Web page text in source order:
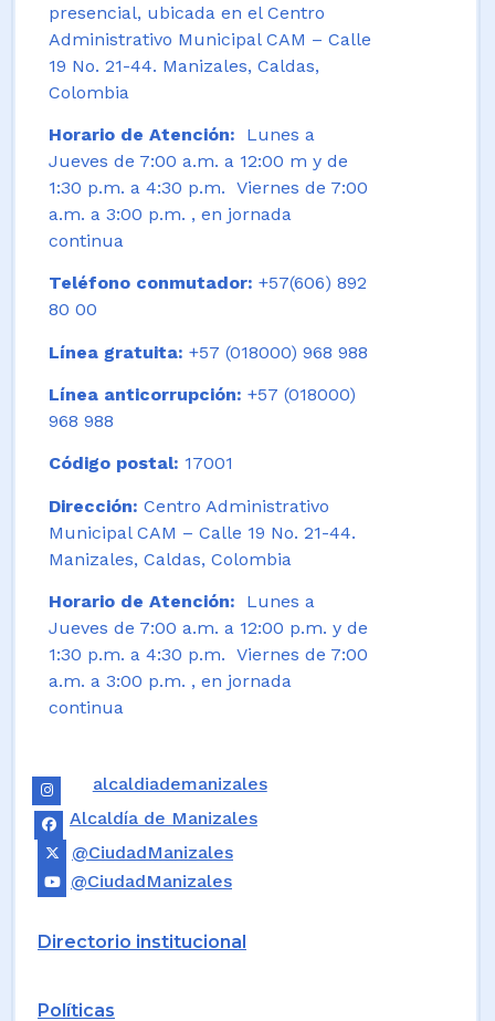
presencial, ubicada en el Centro
Administrativo Municipal CAM – Calle
19 No. 21-44. Manizales, Caldas,
Colombia
Horario de Atención:
Lunes a
Jueves de 7:00 a.m. a 12:00 m y de
1:30 p.m. a 4:30 p.m. Viernes de 7:00
a.m. a 3:00 p.m. , en jornada
continua
Teléfono conmutador: +57(606) 892
80 00
Línea gratuita: +57 (018000) 968 988
Línea anticorrupción: +57 (018000)
968 988
Código postal: 17001
Dirección: Centro Administrativo
Municipal CAM – Calle 19 No. 21-44.
Manizales, Caldas, Colombia
Horario de Atención: Lunes a
Jueves de 7:00 a.m. a 12:00 p.m. y de
1:30 p.m. a 4:30 p.m. Viernes de 7:00
a.m. a 3:00 p.m. , en jornada
continua
alcaldiademanizales
Alcaldía de Manizales
@CiudadManizales
@CiudadManizales
Directorio institucional
Políticas